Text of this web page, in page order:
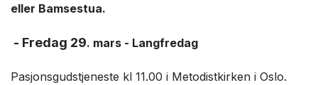
eller Bamsestua.
- Fredag 29. mars - Langfredag
Pasjonsgudstjeneste kl 11.00 i Metodistkirken i Oslo.